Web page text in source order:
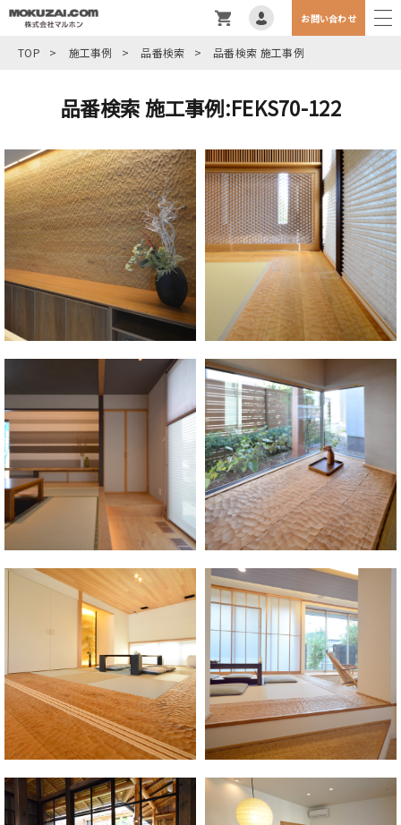
お問い合わせ
TOP > 施工事例 > 品番検索 > 品番検索 施工事例
品番検索 施工事例:FEKS70-122